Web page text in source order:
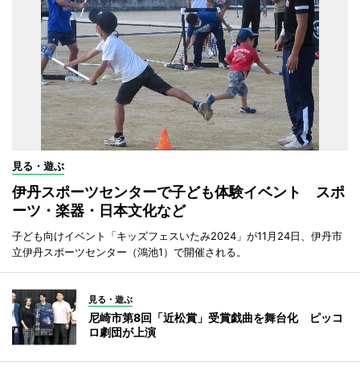
見る・遊ぶ
伊丹スポーツセンターで子ども体験イベント スポ
ーツ・楽器・日本文化など
子ども向けイベント「キッズフェスいたみ2024」が11月24日、伊丹市
立伊丹スポーツセンター（鴻池1）で開催される。
見る・遊ぶ
尼崎市第8回「近松賞」受賞戯曲を舞台化 ピッコ
ロ劇団が上演